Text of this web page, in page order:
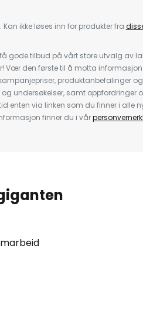
ikke løses inn for produkter fra
gode tilbud på vårt store utvalg av
Vær den første til å motta
produktanbefalinger
undersøkelser, samt oppfordringer
enten via linken som du finner i alle
finner du i vår